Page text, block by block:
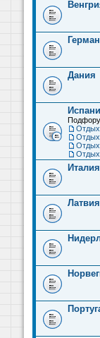
Дания
Отдых
Отдых
Отдых
Отдых
Италия
Латвия